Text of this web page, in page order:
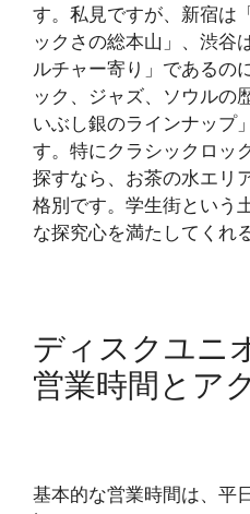
す。私見ですが、新宿は
ックさの総本山」、渋谷
ルチャー寄り」であるの
ック、ジャズ、ソウルの
いぶし銀のラインナップ
す。特にクラシックロッ
探すなら、お茶の水エリ
格別です。学生街という
な探究心を満たしてくれ
ディスクユニ
営業時間とア
基本的な営業時間は、平